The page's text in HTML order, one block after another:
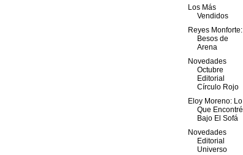
Los Más
Vendidos
Reyes Monforte:
Besos de
Arena
Novedades
Octubre
Editorial
Círculo Rojo
Eloy Moreno: Lo
Que Encontré
Bajo El Sofá
Novedades
Editorial
Universo